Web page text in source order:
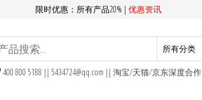
限时优惠：所有产品20% | 优惠资讯
400 800 5188 || 5434724@qq.com || 淘宝/天猫/京东深度合作